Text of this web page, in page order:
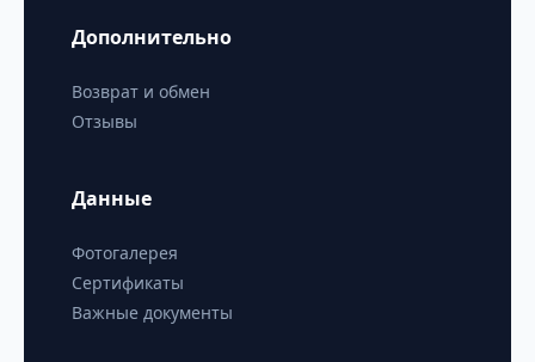
Дополнительно
Возврат и обмен
Отзывы
Данные
Фотогалерея
Сертификаты
Важные документы